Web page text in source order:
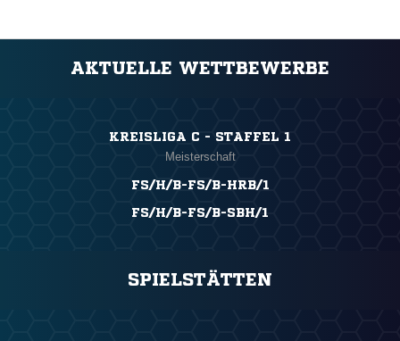
AKTUELLE WETTBEWERBE
KREISLIGA C - STAFFEL 1
Meisterschaft
FS/H/B-FS/B-HRB/1
FS/H/B-FS/B-SBH/1
SPIELSTÄTTEN